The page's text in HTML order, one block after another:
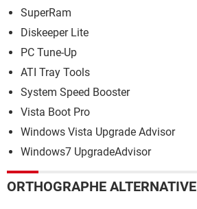
SuperRam
Diskeeper Lite
PC Tune-Up
ATI Tray Tools
System Speed Booster
Vista Boot Pro
Windows Vista Upgrade Advisor
Windows7 UpgradeAdvisor
ORTHOGRAPHE ALTERNATIVE